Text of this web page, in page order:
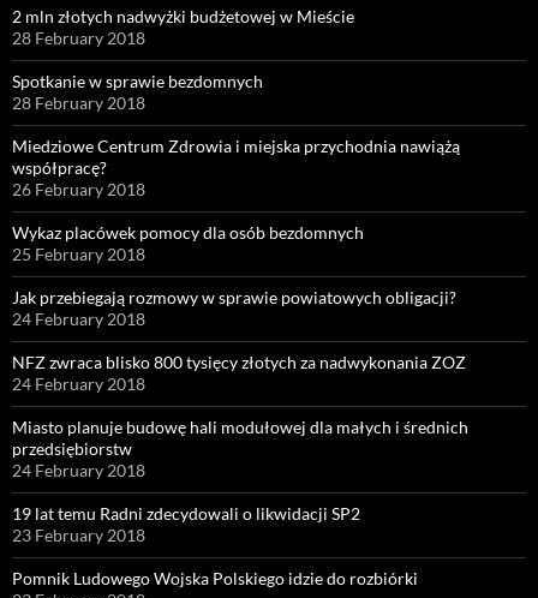
2 mln złotych nadwyżki budżetowej w Mieście
28 February 2018
Spotkanie w sprawie bezdomnych
28 February 2018
Miedziowe Centrum Zdrowia i miejska przychodnia nawiążą
współpracę?
26 February 2018
Wykaz placówek pomocy dla osób bezdomnych
25 February 2018
Jak przebiegają rozmowy w sprawie powiatowych obligacji?
24 February 2018
NFZ zwraca blisko 800 tysięcy złotych za nadwykonania ZOZ
24 February 2018
Miasto planuje budowę hali modułowej dla małych i średnich
przedsiębiorstw
24 February 2018
19 lat temu Radni zdecydowali o likwidacji SP2
23 February 2018
Pomnik Ludowego Wojska Polskiego idzie do rozbiórki